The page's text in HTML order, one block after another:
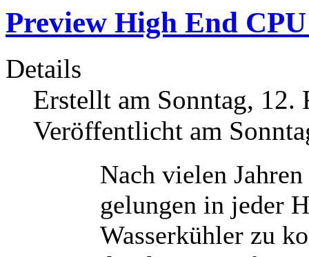
Preview High End
Details
Erstellt am Sonntag, 12.
Veröffentlicht am
Nach vielen
gelungen in jeder
Wasserkühler zu